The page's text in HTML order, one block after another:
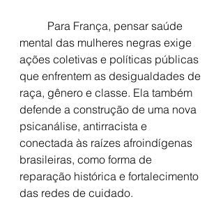
mental das mulheres negras exige
ações coletivas e políticas públicas
que enfrentem as desigualdades de
raça, gênero e classe. Ela também
defende a construção de uma nova
psicanálise, antirracista e
conectada às raízes afroindígenas
brasileiras, como forma de
reparação histórica e fortalecimento
das redes de cuidado.